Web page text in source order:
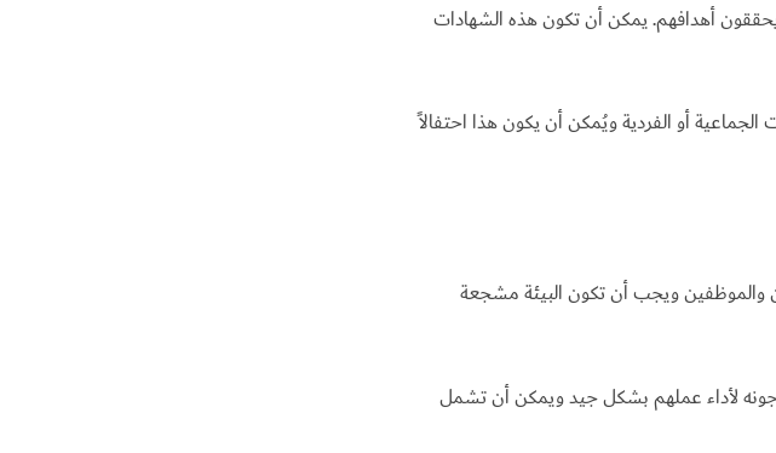
أهدافهم. يمكن أن تكون هذه الشهادات
أو الفردية ويُمكن أن يكون هذا احتفالاً
والموظفين ويجب أن تكون البيئة مشجعة
لأداء عملهم بشكل جيد ويمكن أن تشمل